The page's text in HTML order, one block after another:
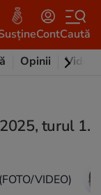
ContCaută
Opinii Video
turul 1.
VIDEO)